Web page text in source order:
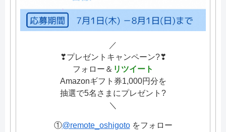
／
❣プレゼントキャンペーン?❣
フォロー＆ リツイート
Amazonギフト券1,000円分を
抽選で5名さまにプレゼント?
＼
①@remote_oshigotoをフォロー